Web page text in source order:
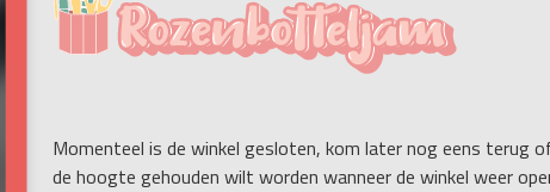
Momenteel is de winkel gesloten, kom later nog eens terug
de hoogte gehouden wilt worden wanneer de winkel weer